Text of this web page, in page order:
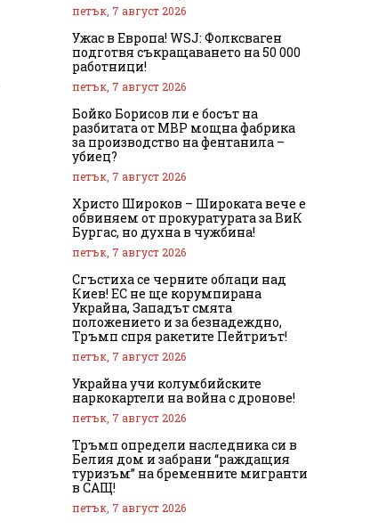
петък, 7 август 2026
Ужас в Европа! WSJ: Фолксваген
подготвя съкращаването на 50 000
работници!
петък, 7 август 2026
Бойко Борисов ли е босът на
разбитата от МВР мощна фабрика
за производство на фентанила –
убиец?
петък, 7 август 2026
Христо Широков – Широката вече е
обвиняем от прокуратурата за ВиК
Бургас, но духна в чужбина!
петък, 7 август 2026
Сгъстиха се черните облаци над
Киев! ЕС не ще корумпирана
Украйна, Западът смята
положението и за безнадеждно,
Тръмп спря ракетите Пейтриът!
петък, 7 август 2026
Украйна учи колумбийските
наркокартели на война с дронове!
петък, 7 август 2026
Тръмп определи наследника си в
Белия дом и забрани “раждащия
туризъм” на бременните мигранти
в САЩ!
петък, 7 август 2026